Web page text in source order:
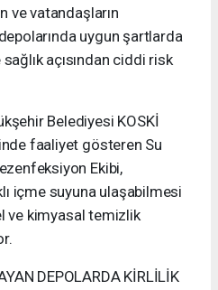
ve vatandaşların
uygun şartlarda
açısından ciddi risk
Belediyesi KOSKİ
faaliyet gösteren Su
Ekibi,
içme suyuna ulaşabilmesi
ve kimyasal temizlik
DEPOLARDA KİRLİLİK